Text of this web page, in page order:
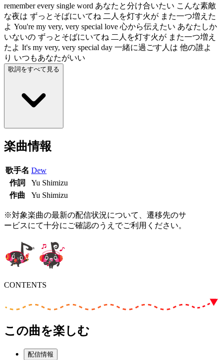
remember every single word あなたと分け合いたい こんな素敵
な夜は ずっとそばにいてね 二人を灯す火が また一つ増えた
よ You're my very, very special love 心から伝えたい あなたしか
いないの ずっとそばにいてね 二人を灯す火が また一つ増え
たよ It's my very, very special day 一緒に過ごす人は 他の誰よ
り いつもあなたがいい
歌詞をすべて見る
楽曲情報
歌手名 Dew
作詞
Yu Shimizu
作曲
Yu Shimizu
※対象楽曲の最新の配信状況について、遷移先のサ
ービスにて十分にご確認のうえでご利用ください。
CONTENTS
この曲を楽しむ
配信情報